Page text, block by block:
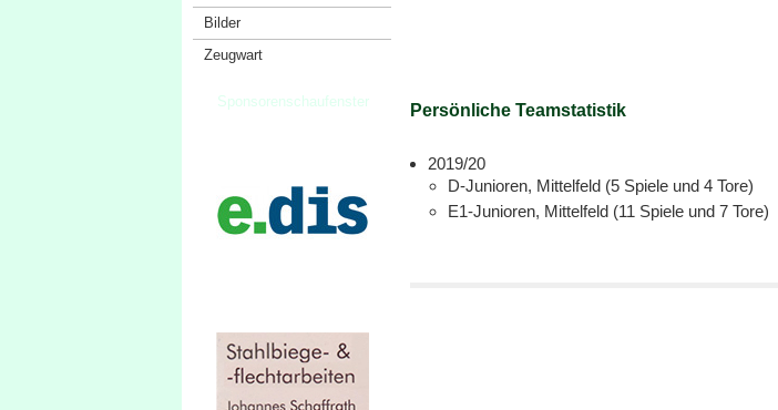
Bilder
Zeugwart
Sponsorenschaufenster Persönliche Teamstatistik
2019/20
D-Junioren, Mittelfeld (5 Spiele und 4 Tore)
E1-Junioren, Mittelfeld (11 Spiele und 7 Tore)